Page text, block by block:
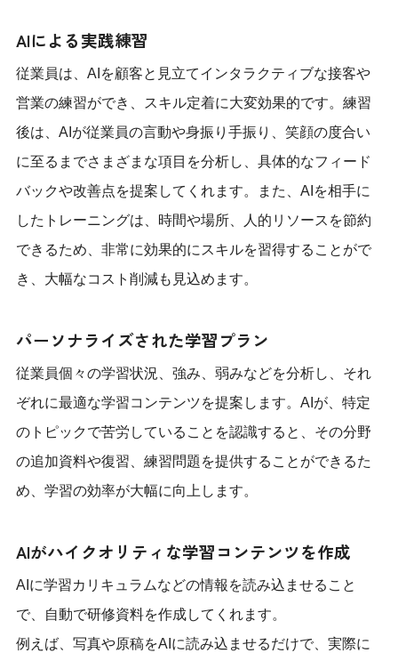
AIによる実践練習
従業員は、AIを顧客と見立てインタラクティブな接客や
営業の練習ができ、スキル定着に大変効果的です。練習
後は、AIが従業員の言動や身振り手振り、笑顔の度合い
に至るまでさまざまな項目を分析し、具体的なフィード
バックや改善点を提案してくれます。また、AIを相手に
したトレーニングは、時間や場所、人的リソースを節約
できるため、非常に効果的にスキルを習得することがで
き、大幅なコスト削減も見込めます。
パーソナライズされた学習プラン
従業員個々の学習状況、強み、弱みなどを分析し、それ
ぞれに最適な学習コンテンツを提案します。AIが、特定
のトピックで苦労していることを認識すると、その分野
の追加資料や復習、練習問題を提供することができるた
め、学習の効率が大幅に向上します。
AIがハイクオリティな学習コンテンツを作成
AIに学習カリキュラムなどの情報を読み込ませること
で、自動で研修資料を作成してくれます。
例えば、写真や原稿をAIに読み込ませるだけで、実際に